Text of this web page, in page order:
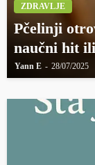
ZDRAVLJE
Pčelinji
naučni hit
Yann E 28/07/2025